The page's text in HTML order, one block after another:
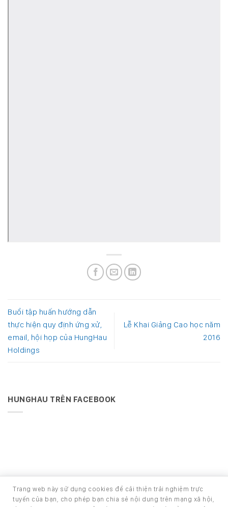
Buổi tập huấn hướng dẫn
thực hiện quy định ứng xử,
email, hội họp của HungHau
Holdings
Lễ Khai Giảng Cao học năm
2016
HUNGHAU TRÊN FACEBOOK
Phát triển bởi Ban Phát triển phần mềm
Trang web này sử dụng cookies để cải thiện trải nghiệm trực
tuyến của bạn, cho phép bạn chia sẻ nội dung trên mạng xã hội,